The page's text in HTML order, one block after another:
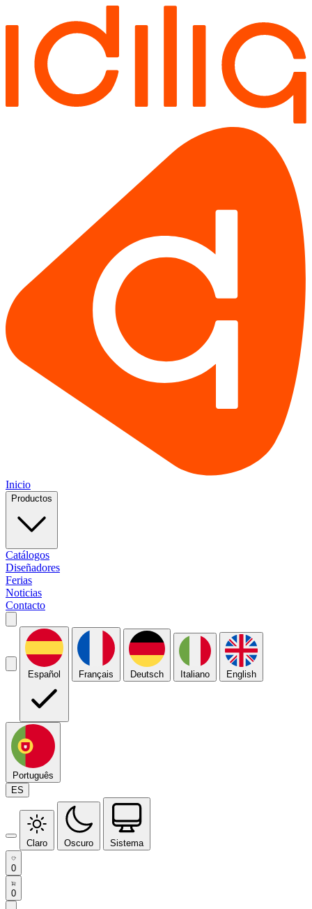
Inicio
Productos
Catálogos
Diseñadores
Ferias
Noticias
Contacto
Español Français Deutsch Italiano English
Português
ES
Claro Oscuro Sistema
0
0